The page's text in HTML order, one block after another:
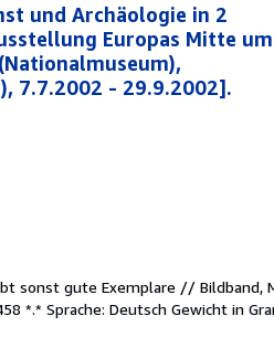
und Archäologie in 2
Europas Mitte um
7.7.2002 - 29.9.2002].
sonst gute Exemplare //
*.* Sprache: Deutsch Gewicht in